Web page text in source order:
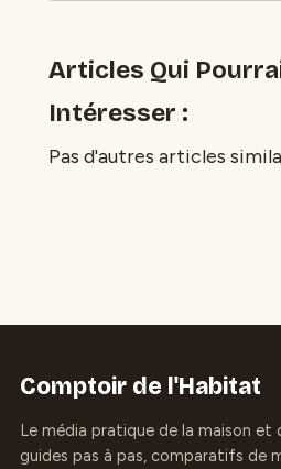
Articles Qui
Intéresser :
Pas d'autres articles
Comptoir de l'Habitat
Le média pratique de la maison et
guides pas à pas, comparatifs de